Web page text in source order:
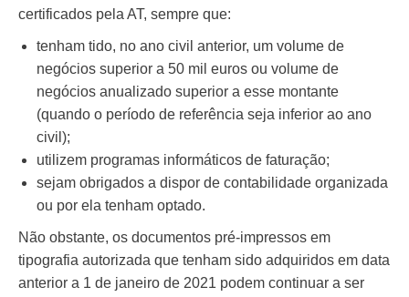
certificados pela AT, sempre que:
tenham tido, no ano civil anterior, um volume de
negócios superior a 50 mil euros ou volume de
negócios anualizado superior a esse montante
(quando o período de referência seja inferior ao ano
civil);
utilizem programas informáticos de faturação;
sejam obrigados a dispor de contabilidade organizada
ou por ela tenham optado.
Não obstante, os documentos pré-impressos em
tipografia autorizada que tenham sido adquiridos em data
anterior a 1 de janeiro de 2021 podem continuar a ser